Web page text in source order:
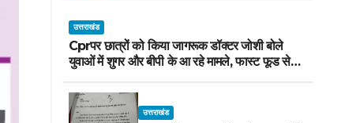
उत्तराखंड
Cprपर छात्रों को किया जागरूक डॉक्टर जोशी बोले
युवाओं में शुगर और बीपी के आ रहे मामले, फास्ट फूड से
उत्तराखंड